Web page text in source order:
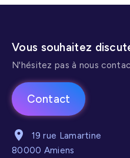
Vous souhaitez
N'hésitez pas à nous
Contact
19 rue Lamartine
80000 Amiens